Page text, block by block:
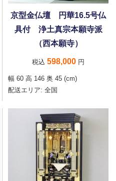
京型金仏壇 円華16.5号仏
具付 浄土真宗本願寺派
（西本願寺）
税込598,000 円
幅 60 高 146 奥 45 (cm)
配送エリア:全国